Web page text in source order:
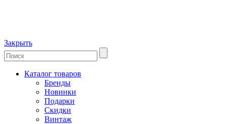
Закрыть
Каталог товаров
Бренды
Новинки
Подарки
Скидки
Винтаж